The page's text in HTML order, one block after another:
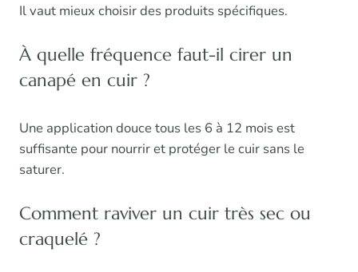
Il vaut mieux choisir des produits spécifiques.
À quelle fréquence faut-il cirer un
canapé en cuir ?
Une application douce tous les 6 à 12 mois est
suffisante pour nourrir et protéger le cuir sans le
saturer.
Comment raviver un cuir très sec ou
craquelé ?